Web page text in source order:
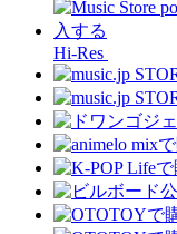
Hi-Res